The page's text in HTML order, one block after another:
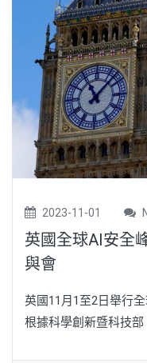
2023-11-01
英國全球AI安全
與會
英國11月1至2日舉行
根據科學創新暨科技部